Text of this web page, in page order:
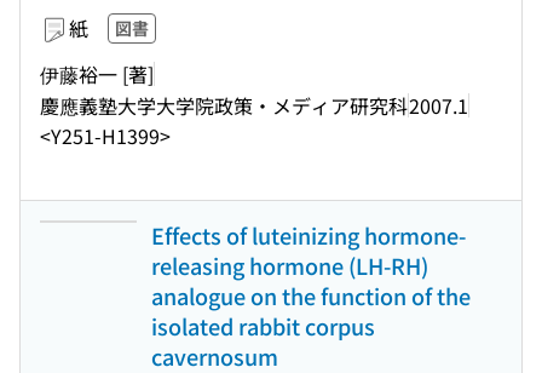
紙 図書
伊藤裕一 [著]
慶應義塾大学大学院政策・メディア研究科2007.1
<Y251-H1399>
Effects of luteinizing hormone-
releasing hormone (LH-RH)
analogue on the function of the
isolated rabbit corpus
cavernosum